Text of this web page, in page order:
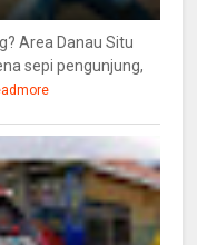
Area Danau Situ
sepi pengunjung,